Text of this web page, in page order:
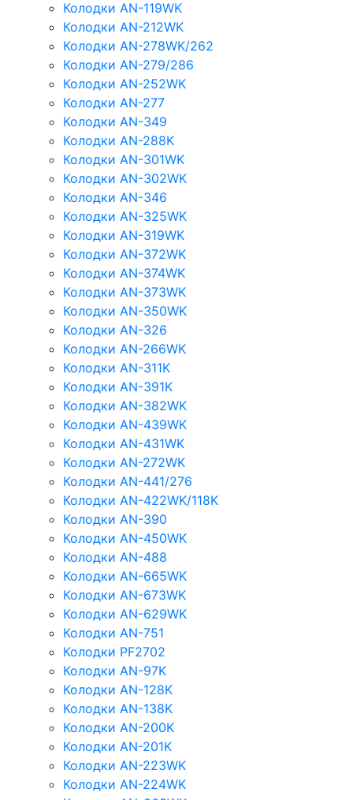
Колодки AN-119WK
Колодки AN-212WK
Колодки AN-278WK/262
Колодки AN-279/286
Колодки AN-252WK
Колодки AN-277
Колодки AN-349
Колодки AN-288K
Колодки AN-301WK
Колодки AN-302WK
Колодки AN-346
Колодки AN-325WK
Колодки AN-319WK
Колодки AN-372WK
Колодки AN-374WK
Колодки AN-373WK
Колодки AN-350WK
Колодки AN-326
Колодки AN-266WK
Колодки AN-311K
Колодки AN-391K
Колодки AN-382WK
Колодки AN-439WK
Колодки AN-431WK
Колодки AN-272WK
Колодки AN-441/276
Колодки AN-422WK/118K
Колодки AN-390
Колодки AN-450WK
Колодки AN-488
Колодки AN-665WK
Колодки AN-673WK
Колодки AN-629WK
Колодки AN-751
Колодки PF2702
Колодки AN-97K
Колодки AN-128K
Колодки AN-138K
Колодки AN-200K
Колодки AN-201K
Колодки AN-223WK
Колодки AN-224WK